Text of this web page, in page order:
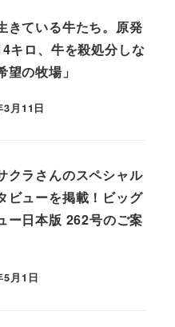
きている牛たち。原発
キロ、牛を殺処分しな
望の牧場」
3月11日
クラさんのスペシャル
ビューを掲載！ビッグ
ー日本版 262号のご案
5月1日